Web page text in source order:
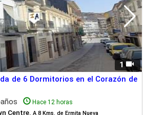
1
de 6 Dormitorios en el Corazón de
Hace 12 horas
Centre. A 8 Kms. de Ermita Nueva